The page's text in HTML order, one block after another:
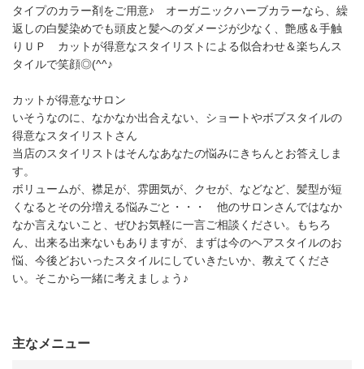
タイプのカラー剤をご用意♪ オーガニックハーブカラーなら、繰
返しの白髪染めでも頭皮と髪へのダメージが少なく、艶感＆手触
りＵＰ カットが得意なスタイリストによる似合わせ＆楽ちんス
タイルで笑顔◎(^^♪
カットが得意なサロン
いそうなのに、なかなか出合えない、ショートやボブスタイルの
得意なスタイリストさん
当店のスタイリストはそんなあなたの悩みにきちんとお答えしま
す。
ボリュームが、襟足が、雰囲気が、クセが、などなど、髪型が短
くなるとその分増える悩みごと・・・ 他のサロンさんではなか
なか言えないこと、ぜひお気軽に一言ご相談ください。もちろ
ん、出来る出来ないもありますが、まずは今のヘアスタイルのお
悩、今後どおいったスタイルにしていきたいか、教えてくださ
い。そこから一緒に考えましょう♪
主なメニュー